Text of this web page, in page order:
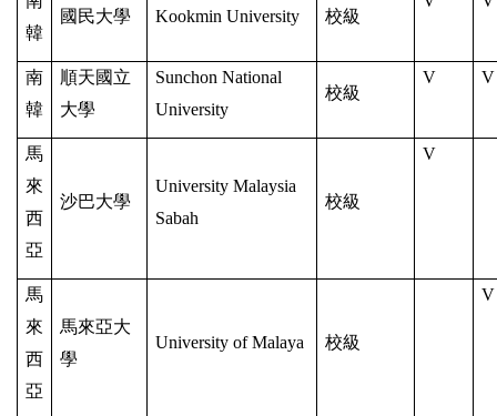
韓
國民大學 Kookmin University 校級
南
韓
順天國立
大學
Sunchon National
University
校級
V V
馬
來
西
亞
沙巴大學
University Malaysia
Sabah
校級
V
馬
來
西
亞
馬來亞大
學
University of Malaya 校級
V